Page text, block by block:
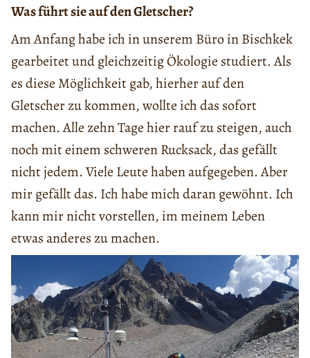
Was führt sie auf den Gletscher?
Am Anfang habe ich in unserem Büro in Bischkek
gearbeitet und gleichzeitig Ökologie studiert. Als
es diese Möglichkeit gab, hierher auf den
Gletscher zu kommen, wollte ich das sofort
machen. Alle zehn Tage hier rauf zu steigen, auch
noch mit einem schweren Rucksack, das gefällt
nicht jedem. Viele Leute haben aufgegeben. Aber
mir gefällt das. Ich habe mich daran gewöhnt. Ich
kann mir nicht vorstellen, im meinem Leben
etwas anderes zu machen.